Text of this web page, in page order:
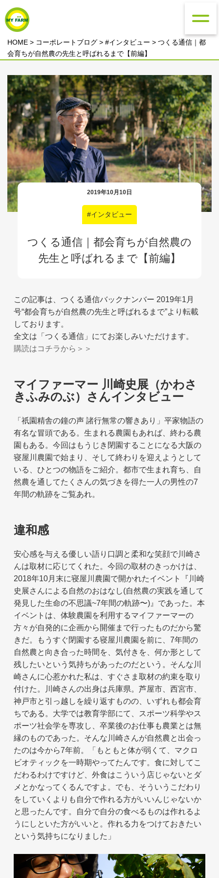
HOME > コーポレートブログ > #インタビュー > つくる通信｜都
会育ちが自然農の先生と呼ばれるまで【前編】
2019年10月10日
#インタビュー
つくる通信｜都会育ちが自然農の
先生と呼ばれるまで【前編】
この記事は、つくる通信バックナンバー 2019年1月
号“都会育ちが自然農の先生と呼ばれるまで”より転載
しております。
全文は「つくる通信」にてお楽しみいただけます。
購読はコチラから＞＞
マイファーマー 川崎史展（かわさ
きふみのぶ）さんインタビュー
「祇園精舎の鐘の声 諸行無常の響きあり」平家物語の
有名な冒頭である。生まれる農園もあれば、終わる農
園もある。今回はもうじき閉園することになる大阪の
寝屋川農園で始まり、そして終わりを迎えようとして
いる、ひとつの物語をご紹介。都市で生まれ育ち、自
然農を通してたくさんの気づきを得た一人の男性の7
年間の軌跡をご覧あれ。
違和感
安心感を与える優しい語り口調と柔和な笑顔で川崎さ
んは取材に応じてくれた。今回の取材のきっかけは、
2018年10月末に寝屋川農園で開かれたイベント『川崎
史展さんによる自然のおはなし(自然農の実践を通して
発見した生命の不思議~7年間の軌跡〜)』であった。本
イベントは、体験農園を利用するマイファーマーの
方々が自発的に企画から開催まで行ったものだから驚
きだ。もうすぐ閉園する寝屋川農園を前に、7年間の
自然農と向き合った時間を、気付きを、何か形として
残したいという気持ちがあったのだという。そんな川
崎さんに心惹かれた私は、すぐさま取材の約束を取り
付けた。川崎さんの出身は兵庫県。芦屋市、西宮市、
神戸市と引っ越しを繰り返すものの、いずれも都会育
ちである。大学では教育学部にて、スポーツ科学やス
ポーツ社会学を専攻し、卒業後のお仕事も農業とは無
縁のものであった。そんな川崎さんが自然農と出会っ
たのは今から7年前。「もともと体が弱くて、マクロ
ビオティックを一時期やってたんです。食に対してこ
だわるわけですけど、外食はこういう店じゃないとダ
メとかなってくるんですよ。でも、そういうこだわり
をしていくよりも自分で作れる方がいいんじゃないか
と思ったんです。自分で自分の食べるものは作れるよ
うにしといた方がいいと。作れる力をつけておきたい
という気持ちになりました」